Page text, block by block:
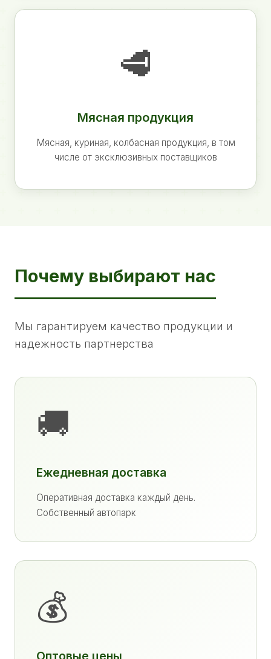
🥩
Мясная продукция
Мясная, куриная, колбасная продукция, в том
числе от эксклюзивных поставщиков
Почему выбирают нас
Мы гарантируем качество продукции и
надежность партнерства
🚚
Ежедневная доставка
Оперативная доставка каждый день.
Собственный автопарк
💰
Оптовые цены